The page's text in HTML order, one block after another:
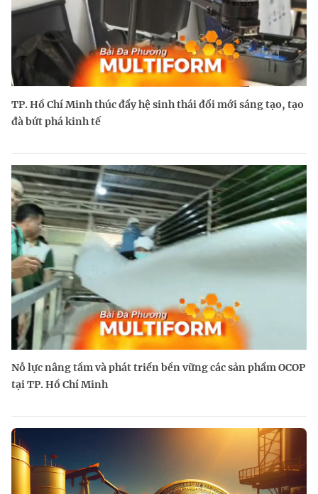
TP. Hồ Chí Minh thúc đẩy hệ sinh thái đổi mới sáng tạo, tạo
đà bứt phá kinh tế
Nỗ lực nâng tầm và phát triển bền vững các sản phẩm OCOP
tại TP. Hồ Chí Minh